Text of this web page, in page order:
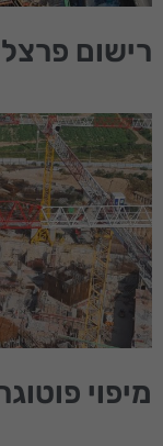
רישום
מיפוי